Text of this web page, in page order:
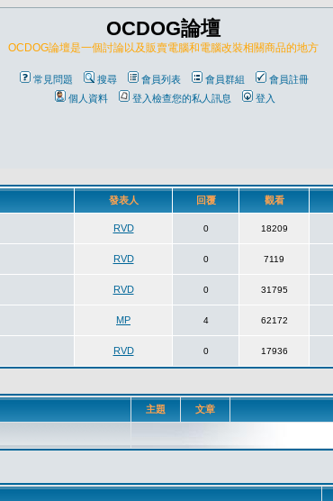
OCDOG論壇
OCDOG論壇是一個討論以及販賣電腦和電腦改裝相關商品的地方
常見問題 搜尋 會員列表 會員群組
會員註冊
個人資料
登入檢查您的私人訊息 登入
主題 文章